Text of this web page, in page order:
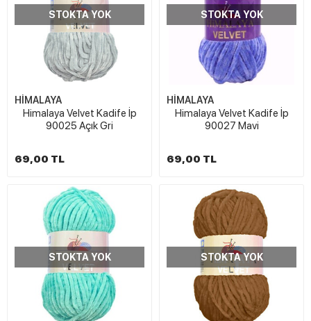
STOKTA YOK
HİMALAYA
Himalaya Velvet Kadife İp
90025 Açık Gri
69,00 TL
STOKTA YOK
HİMALAYA
Himalaya Velvet Kadife İp
90027 Mavi
69,00 TL
STOKTA YOK STOKTA YOK